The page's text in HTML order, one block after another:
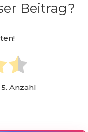
Beitrag?
5. Anzahl